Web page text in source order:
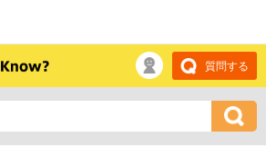
質問する